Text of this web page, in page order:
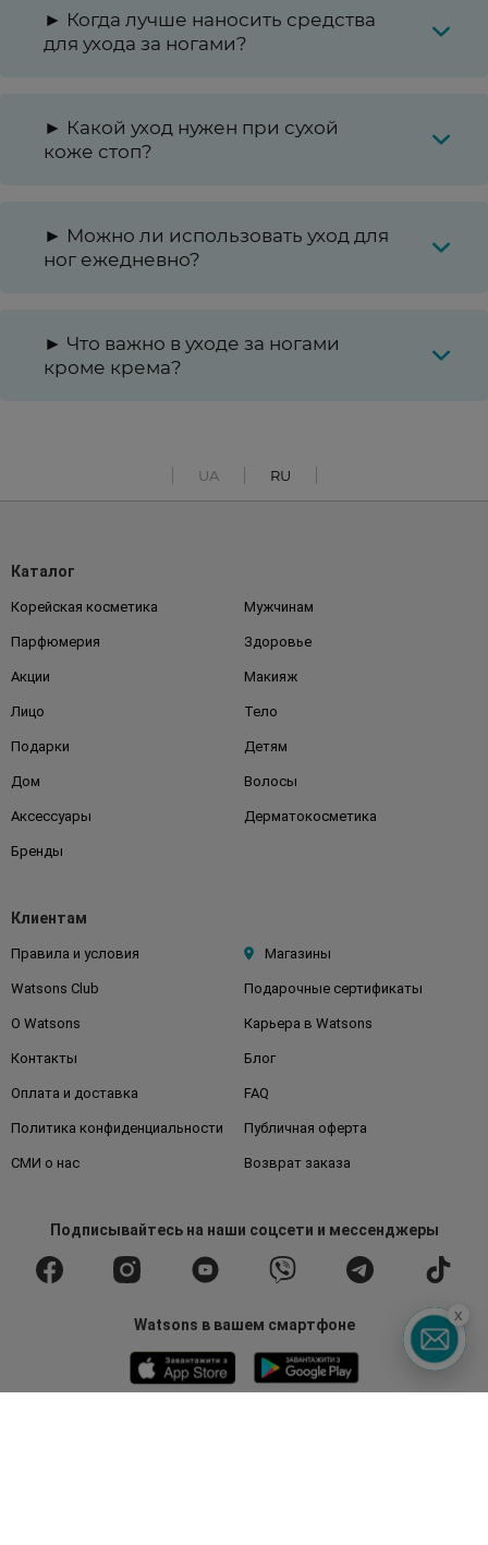
► Когда лучше наносить средства
для ухода за ногами?
► Какой уход нужен при сухой
коже стоп?
► Можно ли использовать уход для
ног ежедневно?
► Что важно в уходе за ногами
кроме крема?
UA RU
Каталог
Корейская косметика Мужчинам
Парфюмерия Здоровье
Акции Макияж
Лицо Тело
Подарки Детям
Дом Волосы
Аксессуары Дерматокосметика
Бренды
Клиентам
Правила и условия Магазины
Watsons Club Подарочные сертификаты
О Watsons Карьера в Watsons
Контакты Блог
Оплата и доставка FAQ
Политика конфиденциальности Публичная оферта
СМИ о нас Возврат заказа
Подписывайтесьна наши соцсети и мессенджеры
Watsons в вашем смартфоне
x